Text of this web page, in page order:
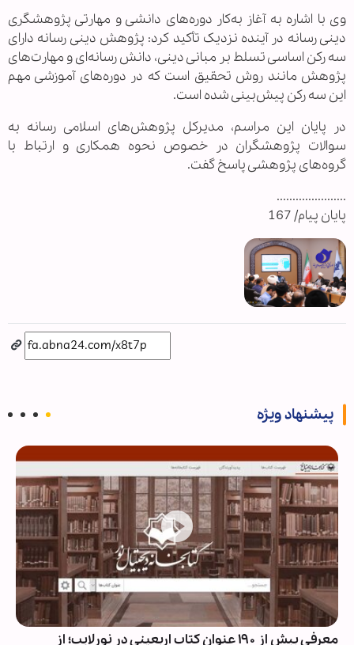
وی با اشاره به آغاز به‌کار دوره‌های دانشی و مهارتی پژوهشگری
دینی رسانه در آینده نزدیک تأکید کرد: پژوهش دینی رسانه دارای
سه رکن اساسی تسلط بر مبانی دینی، دانش رسانه‌ای و مهارت‌های
پژوهش مانند روش تحقیق است که در دوره‌های آموزشی مهم
این سه رکن پیش‌بینی شده است.
در پایان این مراسم، مدیرکل پژوهش‌های اسلامی رسانه به
سوالات پژوهشگران در خصوص نحوه همکاری و ارتباط با
گروه‌های پژوهشی پاسخ گفت.
......................
پایان پیام/ 167
پیشنهاد ویژه
معرفی بیش از ۱۹۰ عنوان کتاب اربعینی در نورلایب؛ از